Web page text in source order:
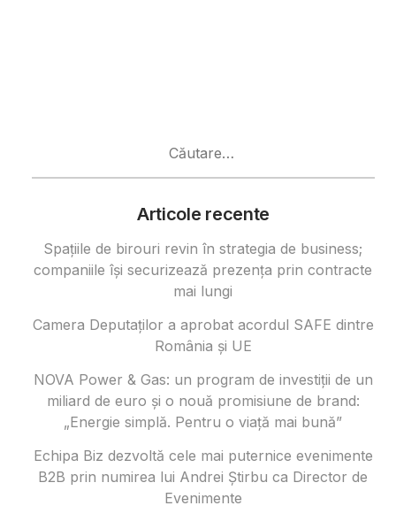
Articole recente
Spațiile de birouri revin în strategia de business;
companiile își securizează prezența prin contracte
mai lungi
Camera Deputaților a aprobat acordul SAFE dintre
România și UE
NOVA Power & Gas: un program de investiții de un
miliard de euro și o nouă promisiune de brand:
„Energie simplă. Pentru o viață mai bună”
Echipa Biz dezvoltă cele mai puternice evenimente
B2B prin numirea lui Andrei Știrbu ca Director de
Evenimente